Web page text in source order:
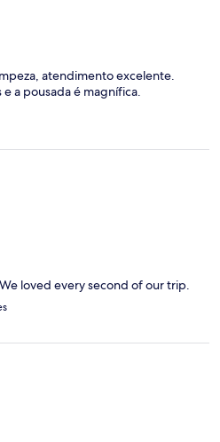
atendimento excelente.
a pousada é magnífica.
loved every second of our trip.